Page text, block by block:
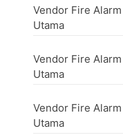
Vendor Fire
Utama
Vendor Fire
Utama
Vendor Fire
Utama